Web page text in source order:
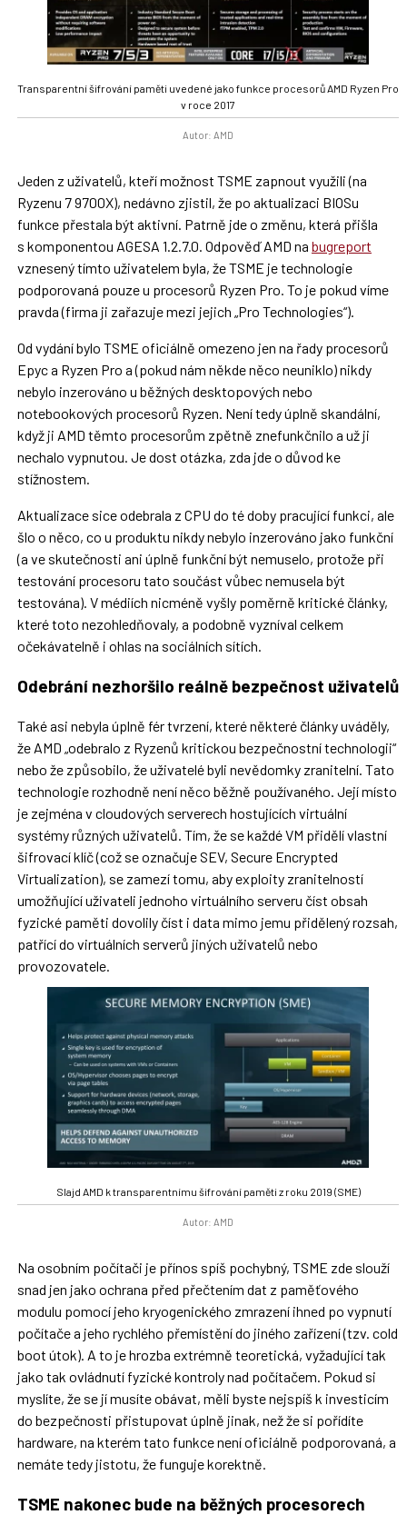
Transparentní šifrování paměti uvedené jako funkce procesorů AMD Ryzen Pro
v roce 2017
Autor: AMD
Jeden z uživatelů, kteří možnost TSME zapnout využili (na
Ryzenu 7 9700X), nedávno zjistil, že po aktualizaci BIOSu
funkce přestala být aktivní. Patrně jde o změnu, která přišla
s komponentou AGESA 1.2.7.0. Odpověď AMD na bugreport
vznesený tímto uživatelem byla, že TSME je technologie
podporovaná pouze u procesorů Ryzen Pro. To je pokud víme
pravda (firma ji zařazuje mezi jejich „Pro Technologies“).
Od vydání bylo TSME oficiálně omezeno jen na řady procesorů
Epyc a Ryzen Pro a (pokud nám někde něco neuniklo) nikdy
nebylo inzerováno u běžných desktopových nebo
notebookových procesorů Ryzen. Není tedy úplně skandální,
když ji AMD těmto procesorům zpětně znefunkčnilo a už ji
nechalo vypnutou. Je dost otázka, zda jde o důvod ke
stížnostem.
Aktualizace sice odebrala z CPU do té doby pracující funkci, ale
šlo o něco, co u produktu nikdy nebylo inzerováno jako funkční
(a ve skutečnosti ani úplně funkční být nemuselo, protože při
testování procesoru tato součást vůbec nemusela být
testována). V médiích nicméně vyšly poměrně kritické články,
které toto nezohledňovaly, a podobně vyzníval celkem
očekávatelně i ohlas na sociálních sítích.
Odebrání nezhoršilo reálně bezpečnost uživatelů
Také asi nebyla úplně fér tvrzení, které některé články uváděly,
že AMD „odebralo z Ryzenů kritickou bezpečnostní technologii“
nebo že způsobilo, že uživatelé byli nevědomky zranitelní. Tato
technologie rozhodně není něco běžně používaného. Její místo
je zejména v cloudových serverech hostujících virtuální
systémy různých uživatelů. Tím, že se každé VM přidělí vlastní
šifrovací klíč (což se označuje SEV, Secure Encrypted
Virtualization), se zamezí tomu, aby exploity zranitelností
umožňující uživateli jednoho virtuálního serveru číst obsah
fyzické paměti dovolily číst i data mimo jemu přidělený rozsah,
patřící do virtuálních serverů jiných uživatelů nebo
provozovatele.
Slajd AMD k transparentnímu šifrování paměti z roku 2019 (SME)
Autor: AMD
Na osobním počítači je přínos spíš pochybný, TSME zde slouží
snad jen jako ochrana před přečtením dat z paměťového
modulu pomocí jeho kryogenického zmrazení ihned po vypnutí
počítače a jeho rychlého přemístění do jiného zařízení (tzv. cold
boot útok). A to je hrozba extrémně teoretická, vyžadující tak
jako tak ovládnutí fyzické kontroly nad počítačem. Pokud si
myslíte, že se jí musíte obávat, měli byste nejspíš k investicím
do bezpečnosti přistupovat úplně jinak, než že si pořídíte
hardware, na kterém tato funkce není oficiálně podporovaná, a
nemáte tedy jistotu, že funguje korektně.
TSME nakonec bude na běžných procesorech